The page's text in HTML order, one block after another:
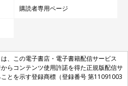
購読者専用ページ
、この電子書店・電子書籍配信サービス
らコンテンツ使用許諾を得た正規版配信サ
とを示す登録商標（登録番号 第11091003